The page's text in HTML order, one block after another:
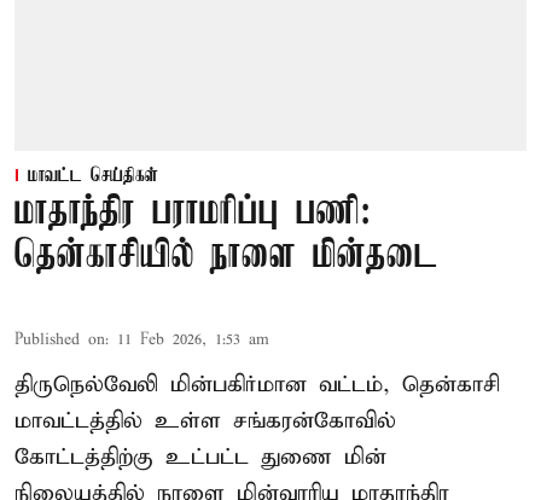
மாவட்ட செய்திகள்
மாதாந்திர பராமரிப்பு பணி:
தென்காசியில் நாளை மின்தடை
Published on: 11 Feb 2026, 1:53 am
திருநெல்வேலி மின்பகிர்மான வட்டம், தென்காசி
மாவட்டத்தில் உள்ள சங்கரன்கோவில்
கோட்டத்திற்கு உட்பட்ட துணை மின்
நிலையத்தில் நாளை மின்வாரிய மாதாந்திர